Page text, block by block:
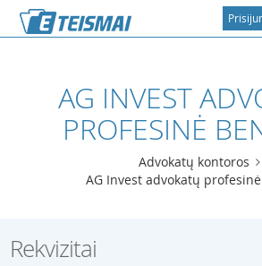
AG INVEST
PROFESINĖ
Advokatų kontoros
AG Invest advokatų
Rekvizitai